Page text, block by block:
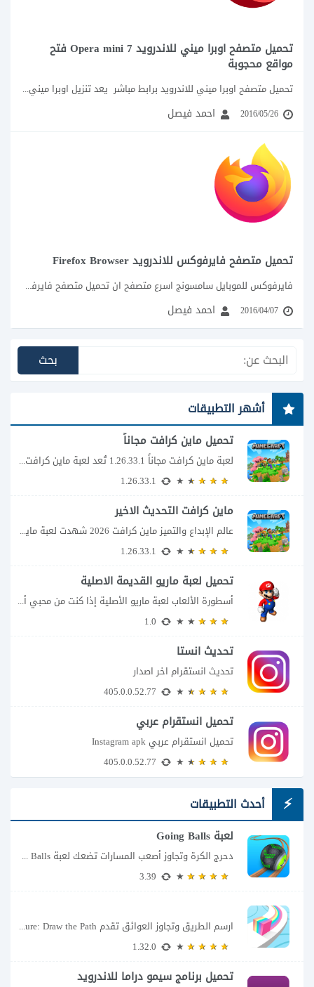
تحميل متصفح اوبرا ميني للاندرويد Opera mini 7 فتح
مواقع محجوبة
تحميل متصفح اوبرا ميني للاندرويد برابط مباشر يعد تنزيل اوبرا ميني7 Opera mini من اكثر متصفحات...
2016/05/26 احمد فيصل
تحميل متصفح فايرفوكس للاندرويد Firefox Browser
فايرفوكس للموبايل سامسونج اسرع متصفح ان تحميل متصفح فايرفوكس للاندرويد Firefox Android او “الثعلب” غني...
2016/04/07 احمد فيصل
أشهر التطبيقات
تحميل ماين كرافت مجاناً
لعبة ماين كرافت مجاناً 1.26.33.1 تُعد لعبة ماين كرافت Minecraft من أكثر الألعاب شهرة وانتشار...
ماين كرافت التحديث الاخير
عالم الإبداع والتميز ماين كرافت 2026 شهدت لعبة ماينكرافت في عام 2026 واحدة من...
تحميل لعبة ماريو القديمة الاصلية
أسطورة الألعاب لعبة ماريو الأصلية إذا كنت من محبي ألعاب الطفولة وتبحث عن تحميل...
تحديث انستا
تحديث انستقرام اخر اصدار
تحميل انستقرام عربي
تحميل انستقرام عربي Instagram apk
أحدث التطبيقات
لعبة Going Balls
دحرج الكرة وتجاوز أصعب المسارات تضعك لعبة Going Balls للأندرويد أمام تحدٍ يبدو بسيطًا...
ارسم الطريق وتجاوز العوائق تقدم Color Adventure: Draw the Path فكرة بسيطة تتحول سريعًا...
تحميل برنامج سيمو دراما للاندرويد